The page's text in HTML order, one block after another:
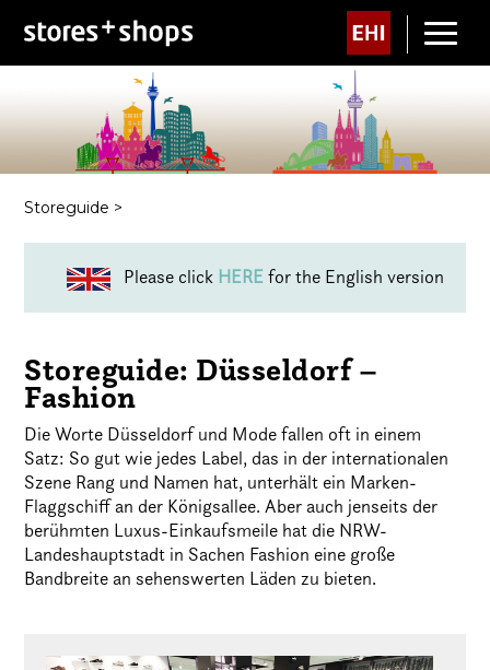
Storeguide >
Please click HEREfor the English version
Storeguide: Düsseldorf –
Fashion
Die Worte Düsseldorf und Mode fallen oft in einem
Satz: So gut wie jedes Label, das in der internationalen
Szene Rang und Namen hat, unterhält ein Marken-
Flaggschiff an der Königsallee. Aber auch jenseits der
berühmten Luxus-Einkaufsmeile hat die NRW-
Landeshauptstadt in Sachen Fashion eine große
Bandbreite an sehenswerten Läden zu bieten.